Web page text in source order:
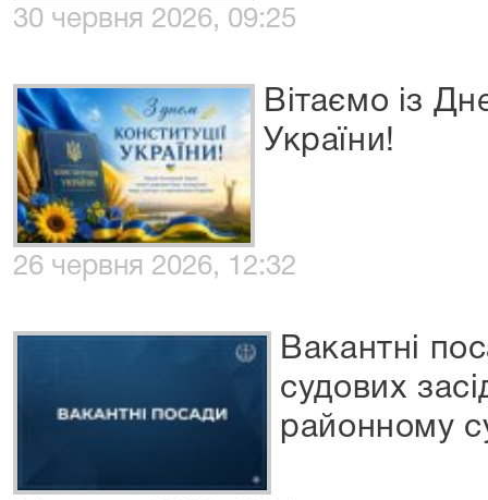
30 червня 2026, 09:25
Вітаємо із
України!
26 червня 2026, 12:32
Вакантні
судових
районному